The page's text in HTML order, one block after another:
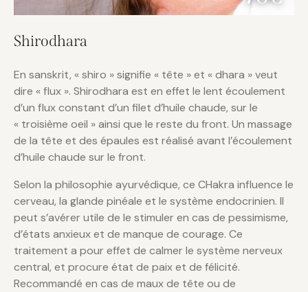
Shirodhara
En sanskrit, « shiro » signifie « tête » et « dhara » veut
dire « flux ». Shirodhara est en effet le lent écoulement
d’un flux constant d’un filet d’huile chaude, sur le
« troisième oeil » ainsi que le reste du front. Un massage
de la tête et des épaules est réalisé avant l’écoulement
d’huile chaude sur le front.
Selon la philosophie ayurvédique, ce CHakra influence le
cerveau, la glande pinéale et le système endocrinien. Il
peut s’avérer utile de le stimuler en cas de pessimisme,
d’états anxieux et de manque de courage. Ce
traitement a pour effet de calmer le système nerveux
central, et procure état de paix et de félicité.
Recommandé en cas de maux de tête ou de